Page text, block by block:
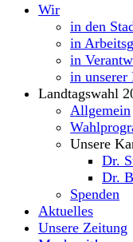
Wir
in den
in
in
in unserer
Landtagswahl
Allgemein
Unsere
Dr.
Dr.
Spenden
Aktuelles
Unsere Zeitung